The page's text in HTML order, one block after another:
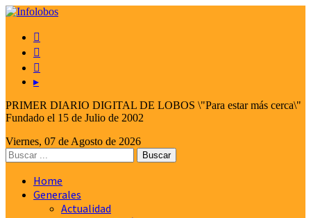



▸
PRIMER DIARIO DIGITAL DE LOBOS \"Para estar más cerca\"
Fundado el 15 de Julio de 2002
Viernes, 07 de Agosto de 2026
Home
Generales
Actualidad